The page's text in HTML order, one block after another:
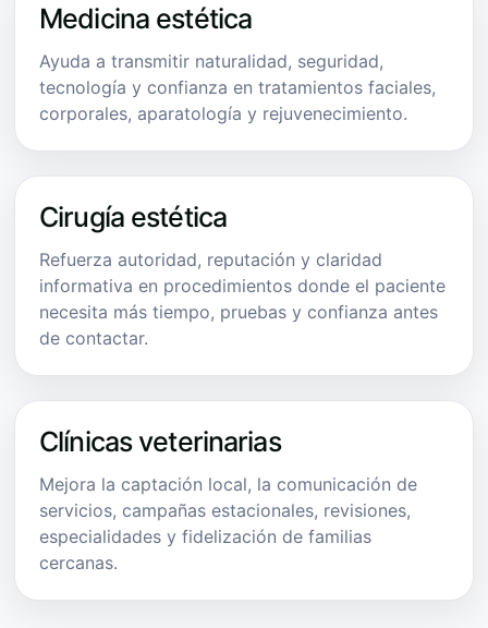
Medicina estética
Ayuda a transmitir naturalidad, seguridad,
tecnología y confianza en tratamientos faciales,
corporales, aparatología y rejuvenecimiento.
Cirugía estética
Refuerza autoridad, reputación y claridad
informativa en procedimientos donde el paciente
necesita más tiempo, pruebas y confianza antes
de contactar.
Clínicas veterinarias
Mejora la captación local, la comunicación de
servicios, campañas estacionales, revisiones,
especialidades y fidelización de familias
cercanas.